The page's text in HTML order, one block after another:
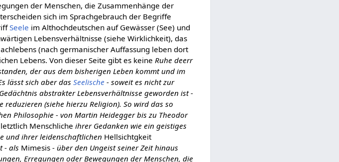
der Menschen, die Zusammenhänge der
sich im Sprachgebrauch der Begriffe
Seele im Althochdeutschen auf Gewässer (See) und
Lebensverhältnisse (siehe Wirklichkeit), das
(nach germanischer Auffassung leben dort
Lebens. Von dieser Seite gibt es keineRuhe deerr
der aus dem bisherigen Leben kommt und im
lässt sich aber dasSeelische - soweit es nicht zur
abstrakter Lebensverhältnisse geworden ist -
(siehe hierzu Religion). So wird das so
Philosophie - von Martin Heidegger bis zu Theodor
letztlich Menschliche ihrer Gedanken wie ein geistiges
und ihrer leidenschaftlichen Hellsichtgkeit
- als Mimesis - über den Ungeist seiner Zeit hinaus
Erregungen oder Bewegungen der Menschen, die